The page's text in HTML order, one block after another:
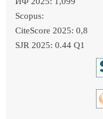
Scopus:
CiteScore 2025: 0,8
SJR 2025: 0.44 Q1